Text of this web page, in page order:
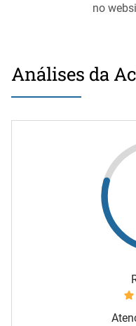
no
Análises da